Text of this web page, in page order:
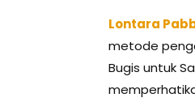
Lontara
metode
Bugis untuk